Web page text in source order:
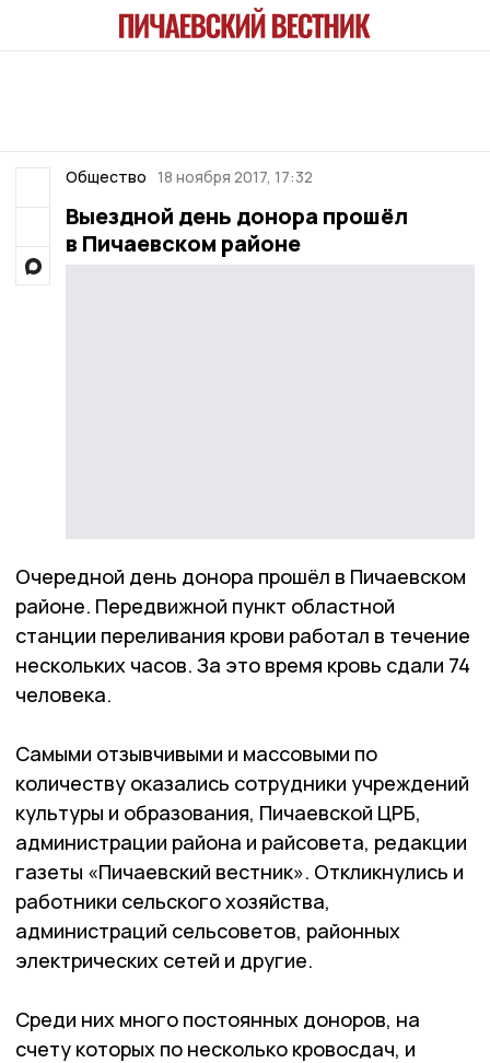
Общество 18 ноября 2017, 17:32
Выездной день донора прошёл
в Пичаевском районе
Очередной день донора прошёл в Пичаевском
районе. Передвижной пункт областной
станции переливания крови работал в течение
нескольких часов. За это время кровь сдали 74
человека.
Самыми отзывчивыми и массовыми по
количеству оказались сотрудники учреждений
культуры и образования, Пичаевской ЦРБ,
администрации района и райсовета, редакции
газеты «Пичаевский вестник». Откликнулись и
работники сельского хозяйства,
администраций сельсоветов, районных
электрических сетей и другие.
Среди них много постоянных доноров, на
счету которых по несколько кровосдач, и